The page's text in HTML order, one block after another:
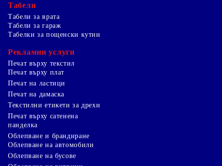
Табели
Табели за врата
Табели за гараж
Табелки за пощенски кутии
Рекламни услуги
Печат върху текстил
Печат върху плат
Печат на ластици
Печат на дамаска
Текстилни етикети за дрехи
Печат върху сатенена
панделка
Облепване и брандиране
Облепване на автомобили
Облепване на бусове